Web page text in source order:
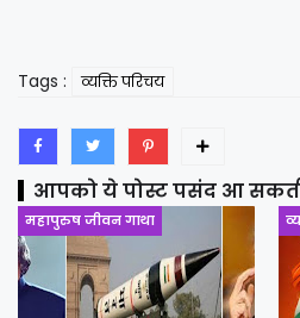
Tags : व्यक्ति परिचय
आपको ये पोस्ट पसंद आ
महापुरुष जीवन गाथा